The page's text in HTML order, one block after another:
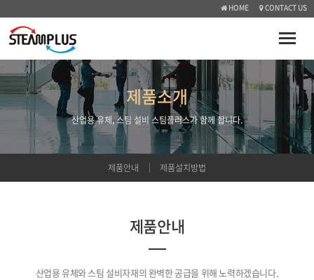
HOME CONTACT US
Toggle
제품소개
산업용 유체, 스팀 설비 스팀플러스가 함께 합니다.
제품안내 제품설치방법
제품안내
산업용 유체와 스팀 설비자재의 완벽한 공급을 위해 노력하겠습니다.